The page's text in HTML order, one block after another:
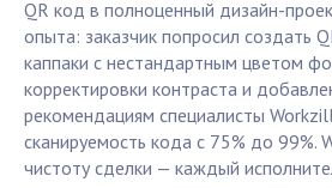
QR код в полноценный дизайн-
опыта: заказчик попросил создать
каппаки с нестандартным цветом
корректировки контраста и
рекомендациям специалисты
сканируемость кода с 75% до 99%.
чистоту сделки — каждый